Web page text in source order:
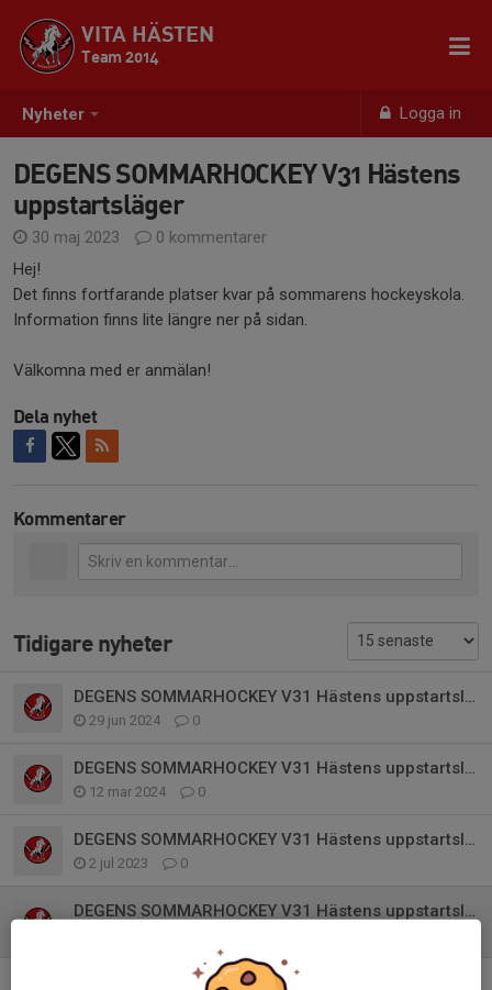
Nyheter Logga in
VITA HÄSTEN
Team 2014
DEGENS SOMMARHOCKEY V31 Hästens
uppstartsläger
30 maj 2023
0 kommentarer
Hej!
Det finns fortfarande platser kvar på sommarens hockeyskola.
Information finns lite längre ner på sidan.
Välkomna med er anmälan!
Dela nyhet
Kommentarer
Tidigare nyheter
DEGENS SOMMARHOCKEY V31 Hästens uppstartsläger
29 jun 2024 0
DEGENS SOMMARHOCKEY V31 Hästens uppstartsläger
12 mar 2024 0
DEGENS SOMMARHOCKEY V31 Hästens uppstartsläger
2 jul 2023 0
DEGENS SOMMARHOCKEY V31 Hästens uppstartsläger